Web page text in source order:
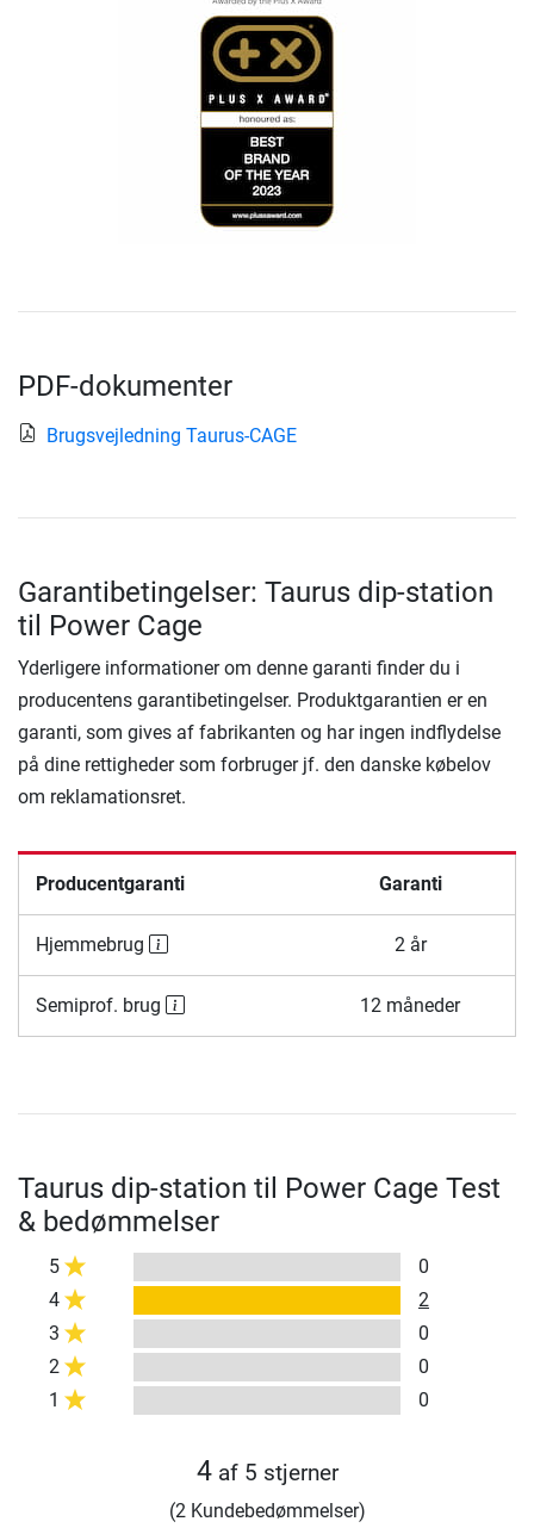
PDF-dokumenter
Brugsvejledning Taurus-CAGE
Garantibetingelser: Taurus dip-station
til Power Cage
Yderligere informationer om denne garanti finder du i
producentens garantibetingelser. Produktgarantien er en
garanti, som gives af fabrikanten og har ingen indflydelse
på dine rettigheder som forbruger jf. den danske købelov
om reklamationsret.
Producentgaranti Garanti
Hjemmebrug 2 år
Semiprof. brug 12 måneder
Taurus dip-station til Power Cage Test
& bedømmelser
5
0
4
2
3
0
2
0
1
0
4af 5 stjerner
(2 Kundebedømmelser)